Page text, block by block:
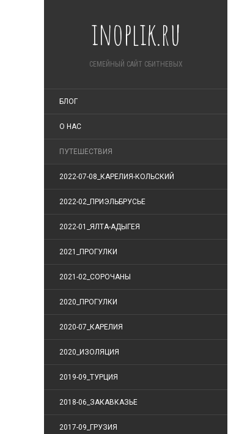
inoplik.ru
СЕМЕЙНЫЙ САЙТ СБИТНЕВЫХ
БЛОГ
О НАС
ПУТЕШЕСТВИЯ
2022-07-08_КАРЕЛИЯ-КОЛЬСКИЙ
2022-02_ПРИЭЛЬБРУСЬЕ
2022-01_ЯЛТА-АДЫГЕЯ
2021_ПРОГУЛКИ
2021-02_СОРОЧАНЫ
2020_ПРОГУЛКИ
2020-07_КАРЕЛИЯ
2020_ИЗОЛЯЦИЯ
2019-09_ТУРЦИЯ
2018-06_ЗАКАВКАЗЬЕ
2017-09_ГРУЗИЯ